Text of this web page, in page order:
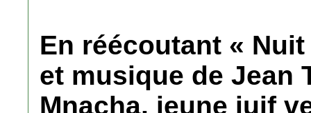
En réécoutant «
et musique de Jean
Mnacha, jeune juif